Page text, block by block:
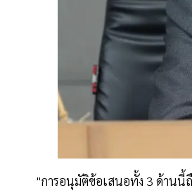
"การอนุมัติข้อเสนอทั้ง 3 ด้านนี้